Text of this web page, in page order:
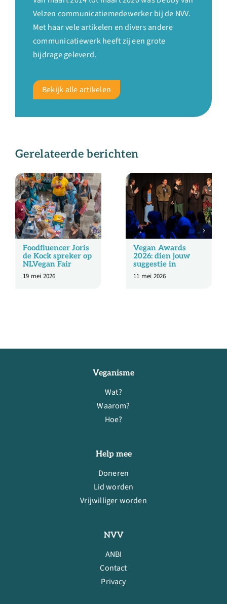
Velzen communicatiemedewerker bij de NVV.
Met haar vele artikelen en divers andere
communicatiewerk heeft zij een grote
bijdrage geleverd.
Bekijk alle artikelen
Gerelateerde berichten
Foodfluencer Joris
de Kock spreker op
NLVegan Fair
19 mei 2026
Vegan Awards
2026: dien jouw
suggestie in
11 mei 2026
Veganisme
Wat?
Waarom?
Hoe?
Help mee
Doneren
Lid worden
Vrijwilliger worden
NVV
ANBI
Contact
Privacy